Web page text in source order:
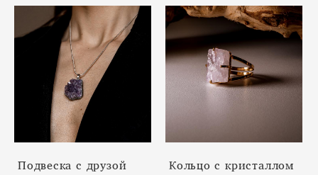
Подвеска с друзой
Кольцо с кристаллом